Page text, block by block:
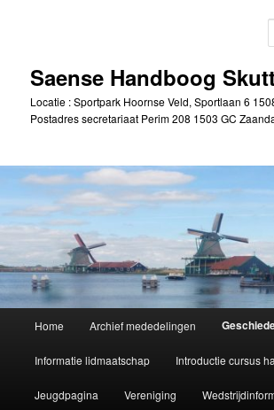
inhoudSaense Handboog
Locatie : Sportpark Hoornse Veld, Sportlaan 6
Postadres secretariaat Perim 208 1503 GC
Home Archief mededelingen
Informatie lidmaatschap Introductie cursus
Jeugdpagina Vereniging